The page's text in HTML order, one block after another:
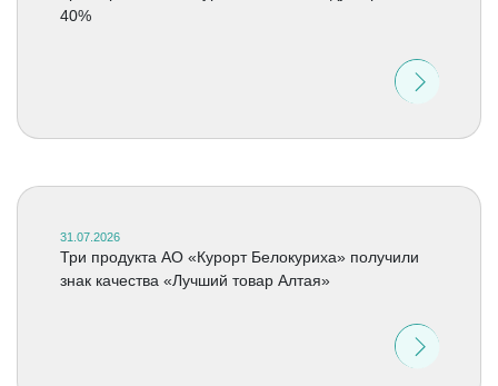
40%
31.07.2026
Три продукта АО «Курорт Белокуриха» получили
знак качества «Лучший товар Алтая»